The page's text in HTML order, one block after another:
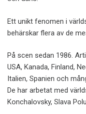
Ett unikt fenomen i
behärskar flera av de
På scen sedan 1986.
USA, Kanada, Finland,
Italien, Spanien och
De har arbetat med
Konchalovsky, Slava